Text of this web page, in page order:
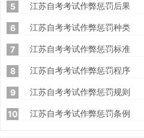
5 江苏自考考试作弊惩罚后果
6 江苏自考考试作弊惩罚种类
7 江苏自考考试作弊惩罚标准
8 江苏自考考试作弊惩罚程序
9 江苏自考考试作弊惩罚规则
10 江苏自考考试作弊惩罚条例